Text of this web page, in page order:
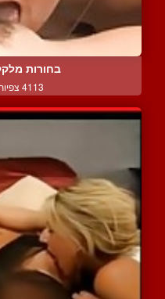
בחורות
4113 צפיות